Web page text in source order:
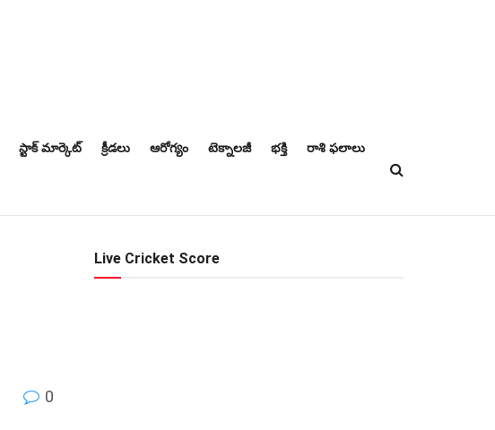
స్టాక్ మార్కెట్ క్రీడలు ఆరోగ్యం టెక్నాలజీ భక్తి రాశి ఫలాలు
0
Live Cricket Score